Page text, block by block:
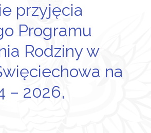
przyjęcia
Programu
Rodziny w
na
– 2026,